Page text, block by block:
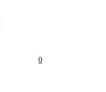
0